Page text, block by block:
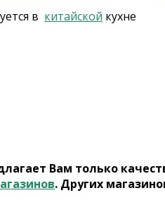
в китайской кухне
Вам только
. Других